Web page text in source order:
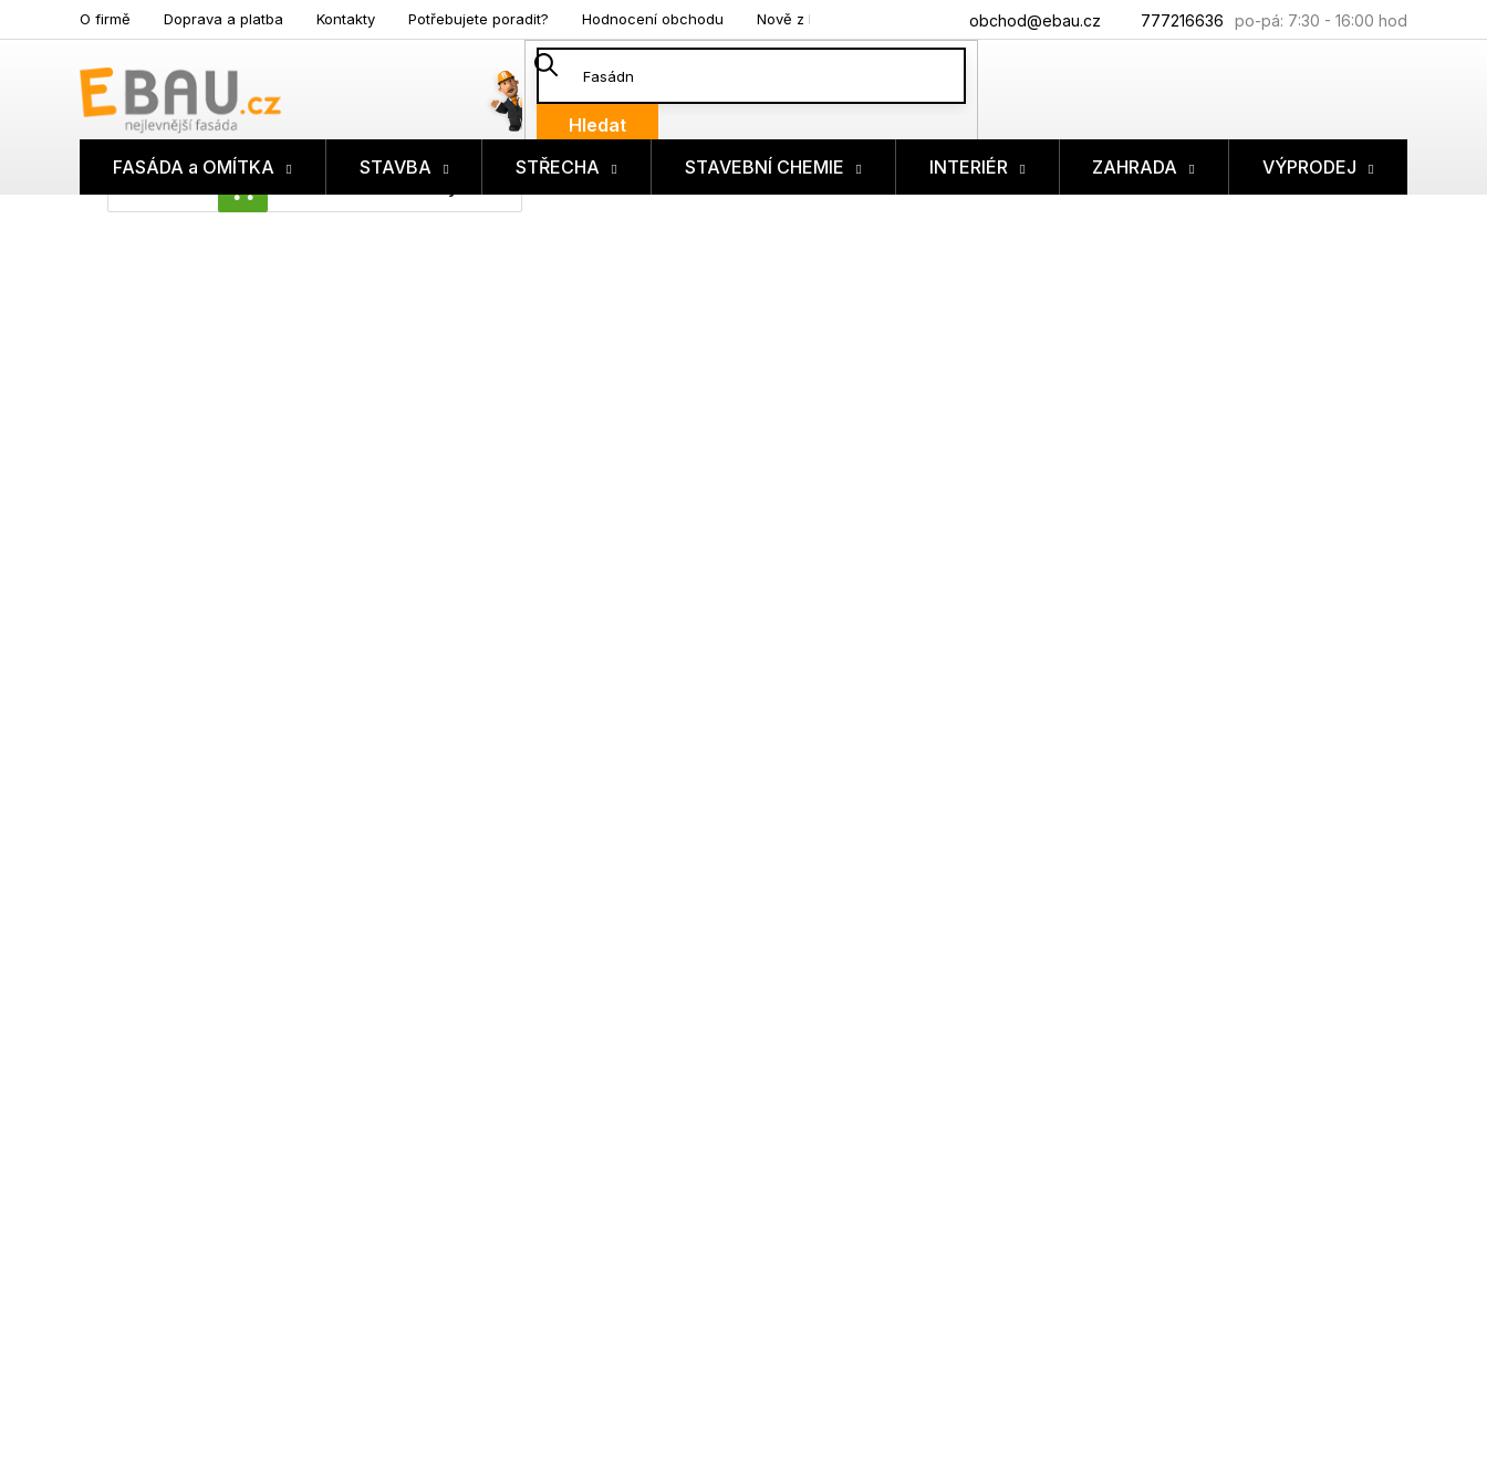
na
777216636
obchod@ebau.cz
O firmě Doprava a platba Kontakty Potřebujete poradit? Hodnocení obchodu Nově z blogu
Hledat
NÁKUPNÍ
FASÁDA a OMÍTKA STAVBA STŘECHA STAVEBNÍ CHEMIE INTERIÉR ZAHRADA VÝPRODEJ